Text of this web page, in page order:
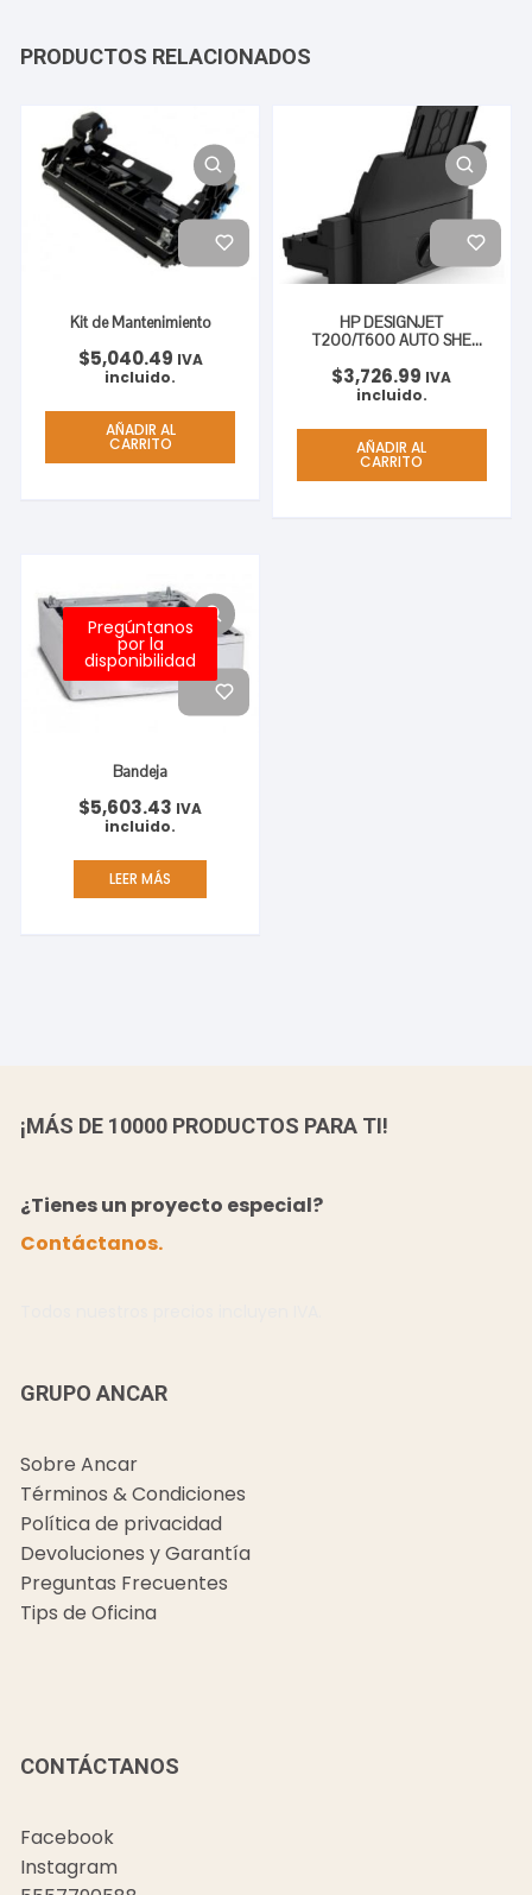
PRODUCTOS RELACIONADOS
Kit de Mantenimiento
$5,040.49 IVA
incluido.
AÑADIR AL
CARRITO
HP DESIGNJET
T200/T600 AUTO SHE
$3,726.99 IVA
incluido.
AÑADIR AL
CARRITO
Pregúntanos
por la
disponibilidad
Bandeja
$5,603.43 IVA
incluido.
LEER MÁS
¡MÁS DE 10000 PRODUCTOS PARA TI!
¿Tienes un proyecto especial?
Contáctanos.
GRUPO ANCAR
Sobre Ancar
Términos & Condiciones
Política de privacidad
Devoluciones y Garantía
Preguntas Frecuentes
Tips de Oficina
CONTÁCTANOS
Facebook
Instagram